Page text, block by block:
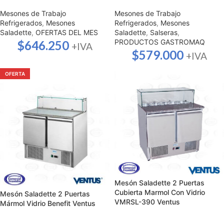
Mesones de Trabajo
Refrigerados, Mesones
Saladette, OFERTAS DEL MES
$646.250 +IVA
Mesones de Trabajo
Refrigerados, Mesones
Saladette, Salseras,
PRODUCTOS GASTROMAQ
$579.000 +IVA
OFERTA
Mesón Saladette 2 Puertas
Mármol Vidrio Benefit Ventus
Mesón Saladette 2 Puertas
Cubierta Marmol Con Vidrio
VMRSL-390 Ventus